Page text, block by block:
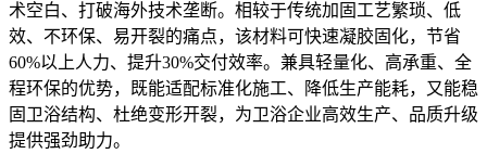
术空白、打破海外技术垄断。相较于传统加固工艺繁琐、低
效、不环保、易开裂的痛点，该材料可快速凝胶固化，节省
60%以上人力、提升30%交付效率。兼具轻量化、高承重、全
程环保的优势，既能适配标准化施工、降低生产能耗，又能稳
固卫浴结构、杜绝变形开裂，为卫浴企业高效生产、品质升级
提供强劲助力。